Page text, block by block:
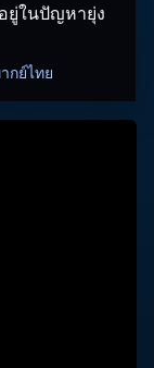
ยู่ในปัญหายุ่ง
กย์ไทย